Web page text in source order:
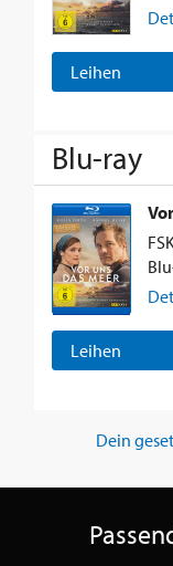
Leihen
Blu-ray
Leihen
Dein